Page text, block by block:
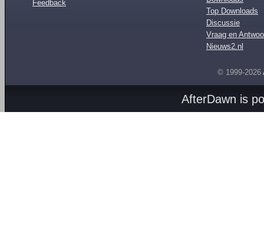
Feedback
Top Downloads
Discussie
Vraag en
Nieuws2.nl
© 1999-2026
AfterDawn is